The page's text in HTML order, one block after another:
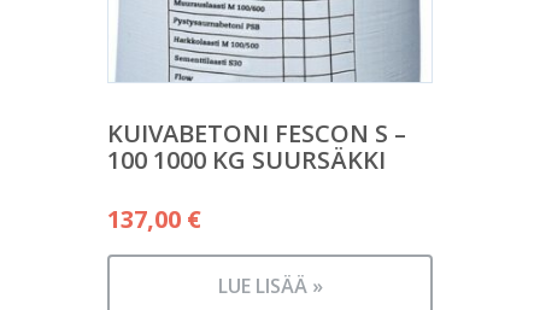
KUIVABETONI FESCON S –
100 1000 KG SUURSÄKKI
137,00 €
LUE LISÄÄ »